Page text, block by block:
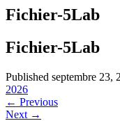
Fichier-5Lab
Fichier-5Lab
Published septembre 23,
2026
← Previous
Next →